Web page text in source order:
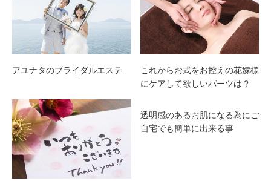
アユナタのブライダルエステ
これからお式をお控えの花嫁様
にケアして欲しいパーツは？
透明感のあるお肌になる為にご
自宅でも簡単に出来る事